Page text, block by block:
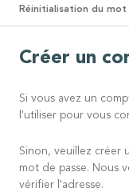
Réinitialisation du mot
Créer un
Si vous avez un
l'utiliser pour vous
Sinon, veuillez créer
mot de passe. Nous
vérifier l'adresse.